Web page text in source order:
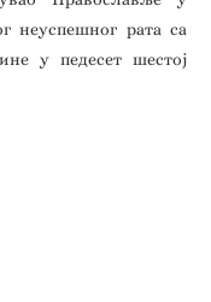
неуспешног рата са
у педесет шестој